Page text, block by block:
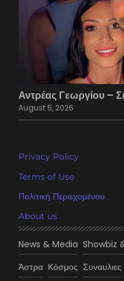
Αντρέας Γεωργίου –
August 5, 2026
Privacy Policy
Terms of Use
Πολιτική Περιεχομένου
About us
News & Media Showbiz
Άστρα Κόσμος Συναυλιες